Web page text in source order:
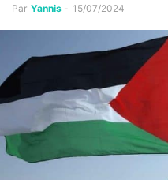
Par Yannis - 15/07/2024